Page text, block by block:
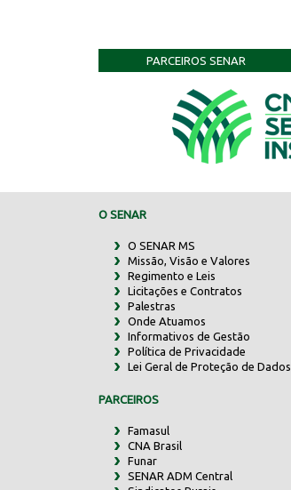
PARCEIROS SENAR
O SENAR
O SENAR MS
Missão, Visão e Valores
Regimento e Leis
Licitações e Contratos
Palestras
Onde Atuamos
Informativos de Gestão
Política de Privacidade
Lei Geral de Proteção de Dados
PARCEIROS
Famasul
CNA Brasil
Funar
SENAR ADM Central